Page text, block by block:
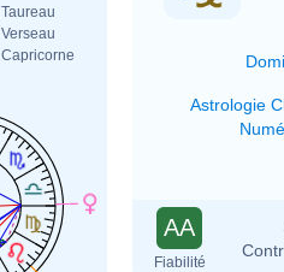
Taureau
Verseau
Capricorne
Astrologie
AA
Fiabilité